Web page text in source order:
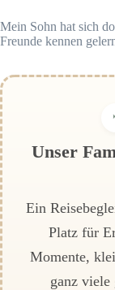
Mein Sohn hat sich
Freunde kennen
Unser
Ein
Platz für
Momente,
ganz